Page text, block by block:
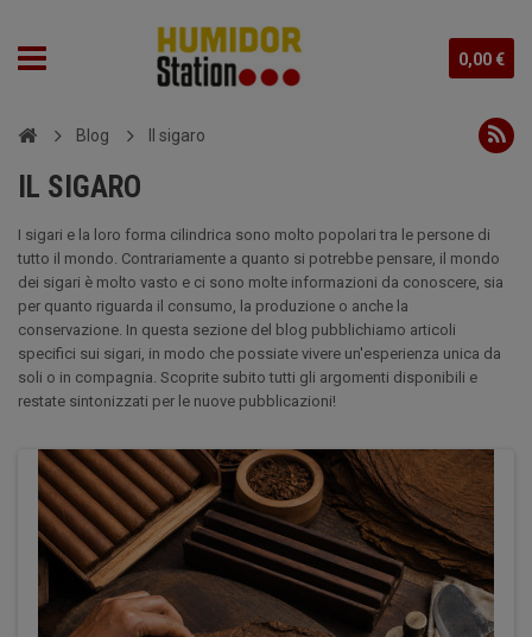
0,00 €
Blog Il sigaro
IL SIGARO
I sigari e la loro forma cilindrica sono molto popolari tra le persone di
tutto il mondo. Contrariamente a quanto si potrebbe pensare, il mondo
dei sigari è molto vasto e ci sono molte informazioni da conoscere, sia
per quanto riguarda il consumo, la produzione o anche la
conservazione. In questa sezione del blog pubblichiamo articoli
specifici sui sigari, in modo che possiate vivere un'esperienza unica da
soli o in compagnia. Scoprite subito tutti gli argomenti disponibili e
restate sintonizzati per le nuove pubblicazioni!